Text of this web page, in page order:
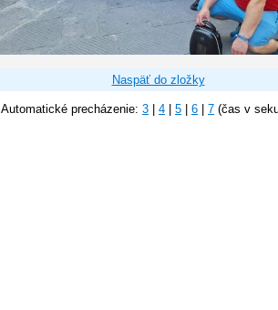
Naspäť do zložky
Automatické precházenie: 3 4 5 6 7 (čas v